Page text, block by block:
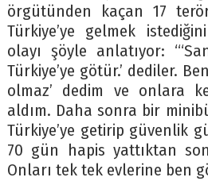
örgütünden kaçan 17
Türkiye’ye gelmek
olayı şöyle anlatıyor:
Türkiye’ye götür.’ dediler.
olmaz’ dedim ve onlara
aldım. Daha sonra bir
Türkiye’ye getirip güvenlik
70 gün hapis yattıktan
Onları tek tek evlerine ben